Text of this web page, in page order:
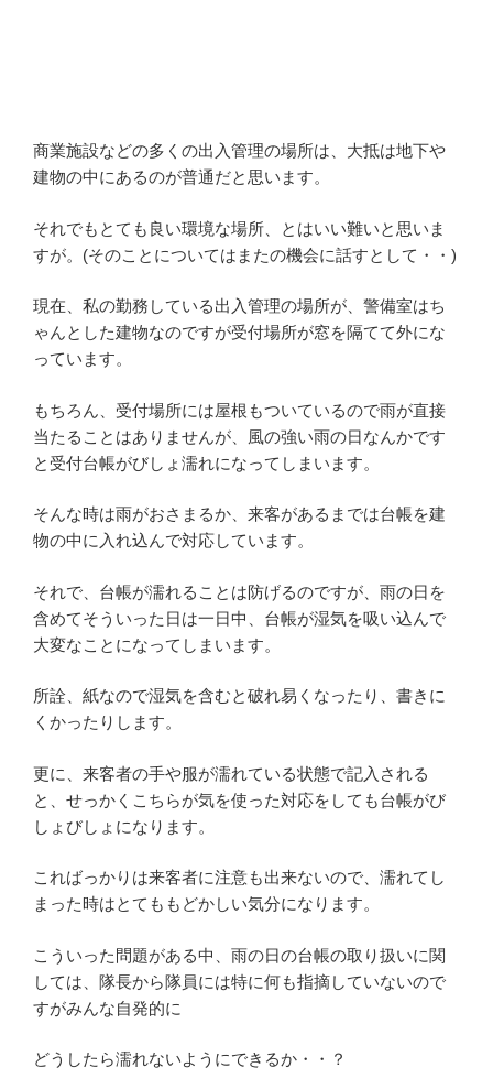
商業施設などの多くの出入管理の場所は、大抵は地下や
建物の中にあるのが普通だと思います。
それでもとても良い環境な場所、とはいい難いと思いま
すが。(そのことについてはまたの機会に話すとして・・)
現在、私の勤務している出入管理の場所が、警備室はち
ゃんとした建物なのですが受付場所が窓を隔てて外にな
っています。
もちろん、受付場所には屋根もついているので雨が直接
当たることはありませんが、風の強い雨の日なんかです
と受付台帳がびしょ濡れになってしまいます。
そんな時は雨がおさまるか、来客があるまでは台帳を建
物の中に入れ込んで対応しています。
それで、台帳が濡れることは防げるのですが、雨の日を
含めてそういった日は一日中、台帳が湿気を吸い込んで
大変なことになってしまいます。
所詮、紙なので湿気を含むと破れ易くなったり、書きに
くかったりします。
更に、来客者の手や服が濡れている状態で記入される
と、せっかくこちらが気を使った対応をしても台帳がび
しょびしょになります。
こればっかりは来客者に注意も出来ないので、濡れてし
まった時はとてももどかしい気分になります。
こういった問題がある中、雨の日の台帳の取り扱いに関
しては、隊長から隊員には特に何も指摘していないので
すがみんな自発的に
どうしたら濡れないようにできるか・・？